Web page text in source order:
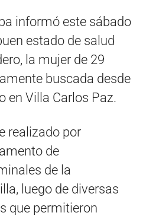
informó este sábado
estado de salud
, la mujer de 29
buscada desde
en Villa Carlos Paz.
realizado por
de
de la
luego de diversas
que permitieron